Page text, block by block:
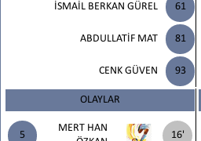
61
İSMAİL BERKAN GÜREL
81
ABDULLATİF MAT
93
CENK GÜVEN
OLAYLAR
5
MERT HAN
16'